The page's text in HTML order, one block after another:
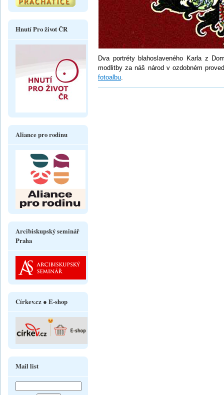
Dva portréty blahoslaveného Karla z
modlitby za náš národ v ozdobném
fotoalbu.
Hnutí Pro život ČR
Aliance pro rodinu
Arcibiskupský seminář
Praha
Církev.cz ● E-shop
Mail list